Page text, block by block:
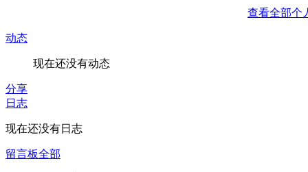
查看全部个
动态
现在还没有动态
分享
日志
现在还没有日志
留言板全部